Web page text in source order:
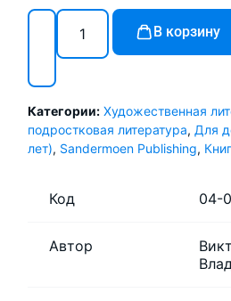
В корзину
Категории: Художественная
подростковая литература, Для
лет), Sandermoen Publishing,
Код 04-
Автор